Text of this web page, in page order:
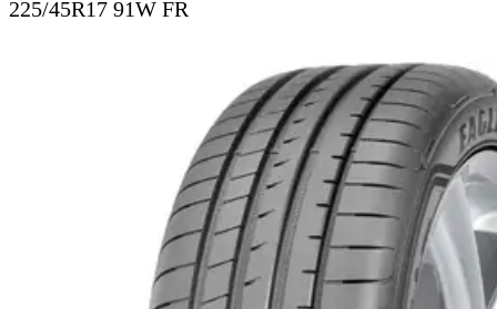
225/45R17 91W FR